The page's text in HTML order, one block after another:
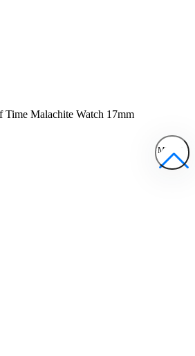
Time Malachite Watch 17mm
MENU